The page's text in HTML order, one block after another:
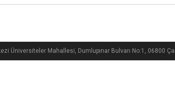
Üniversiteler Mahallesi, Dumlupınar Bulvarı No:1, 06800